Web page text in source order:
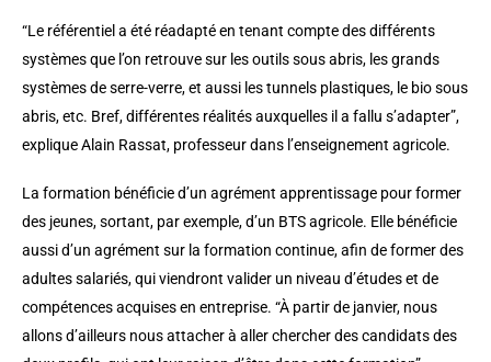
“Le référentiel a été réadapté en tenant compte des différents
systèmes que l’on retrouve sur les outils sous abris, les grands
systèmes de serre-verre, et aussi les tunnels plastiques, le bio sous
abris, etc. Bref, différentes réalités auxquelles il a fallu s’adapter”,
explique Alain Rassat, professeur dans l’enseignement agricole.
La formation bénéficie d’un agrément apprentissage pour former
des jeunes, sortant, par exemple, d’un BTS agricole. Elle bénéficie
aussi d’un agrément sur la formation continue, afin de former des
adultes salariés, qui viendront valider un niveau d’études et de
compétences acquises en entreprise. “À partir de janvier, nous
allons d’ailleurs nous attacher à aller chercher des candidats des